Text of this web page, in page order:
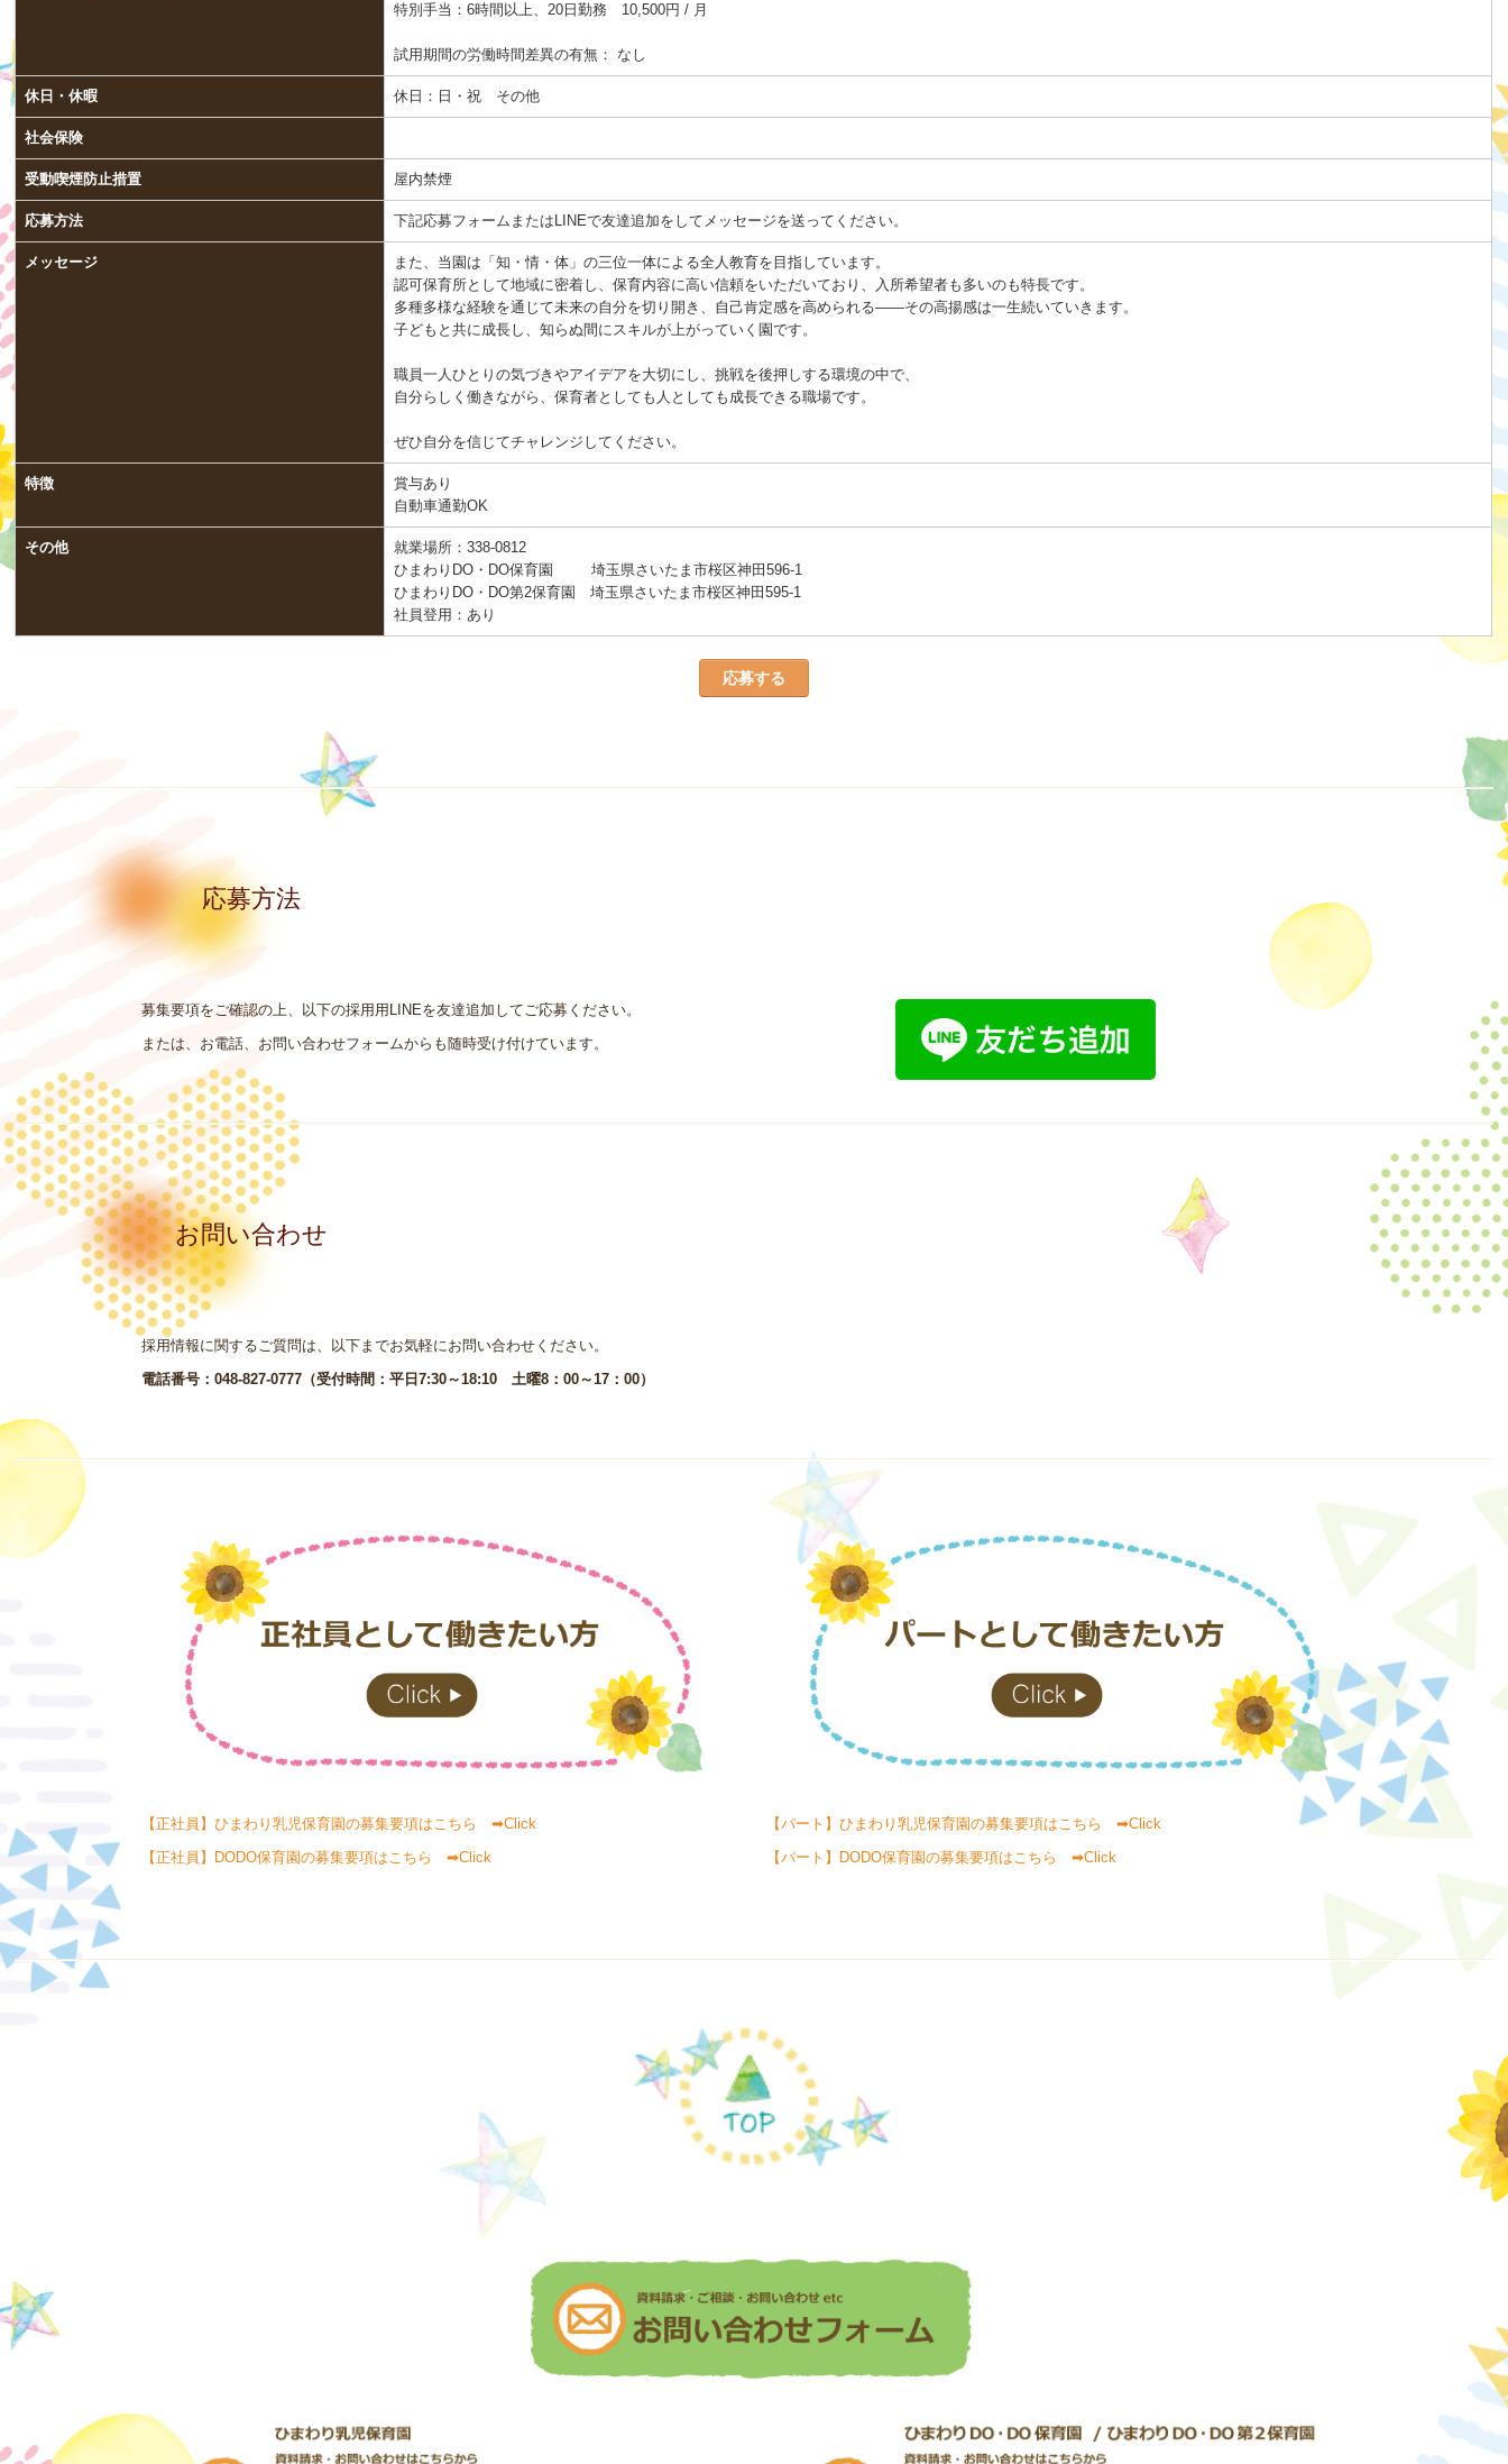
特別手当：6時間以上、20日勤務 10,500円 / 月
試用期間の労働時間差異の有無： なし
休日・休暇 休日：日・祝 その他
社会保険
受動喫煙防止措置 屋内禁煙
応募方法 下記応募フォームまたはLINEで友達追加をしてメッセージを送ってください。
メッセージ
また、当園は「知・情・体」の三位一体による全人教育を目指しています。
認可保育所として地域に密着し、保育内容に高い信頼をいただいており、入所希望者も多いのも特長です。
多種多様な経験を通じて未来の自分を切り開き、自己肯定感を高められる――その高揚感は一生続いていきます。
子どもと共に成長し、知らぬ間にスキルが上がっていく園です。
職員一人ひとりの気づきやアイデアを大切にし、挑戦を後押しする環境の中で、
自分らしく働きながら、保育者としても人としても成長できる職場です。
ぜひ自分を信じてチャレンジしてください。
特徴
賞与あり
自動車通勤OK
その他
就業場所：338-0812
ひまわりDO・DO保育園 埼玉県さいたま市桜区神田596-1
ひまわりDO・DO第2保育園 埼玉県さいたま市桜区神田595-1
社員登用：あり
応募する
応募方法
募集要項をご確認の上、以下の採用用LINEを友達追加してご応募ください。
または、お電話、お問い合わせフォームからも随時受け付けています。
お問い合わせ
採用情報に関するご質問は、以下までお気軽にお問い合わせください。
電話番号：048-827-0777（受付時間：平日7:30～18:10 土曜8：00～17：00）
【正社員】ひまわり乳児保育園の募集要項はこちら ➡Click
【正社員】DODO保育園の募集要項はこちら ➡Click
【パート】ひまわり乳児保育園の募集要項はこちら ➡Click
【パート】DODO保育園の募集要項はこちら ➡Click